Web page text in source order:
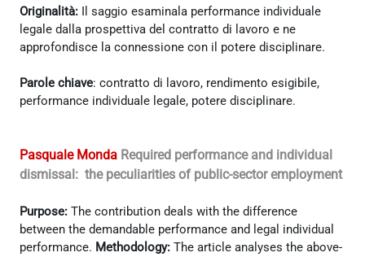
Originalità: Il saggio esaminala performance individuale
legale dalla prospettiva del contratto di lavoro e ne
approfondisce la connessione con il potere disciplinare.
Parole chiave: contratto di lavoro, rendimento esigibile,
performance individuale legale, potere disciplinare.
Pasquale Monda Required performance and individual
dismissal: the peculiarities of public-sector employment
Purpose: The contribution deals with the difference
between the demandable performance and legal individual
performance. Methodology: The article analyses the above-